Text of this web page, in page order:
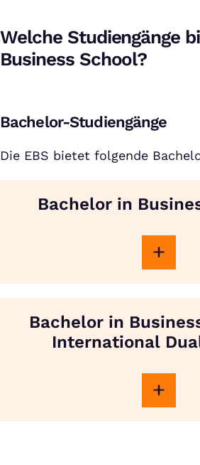
Welche Studiengänge
Business School?
Bachelor-Studiengänge
Die EBS bietet folgende
Bachelor in
Bachelor in
International